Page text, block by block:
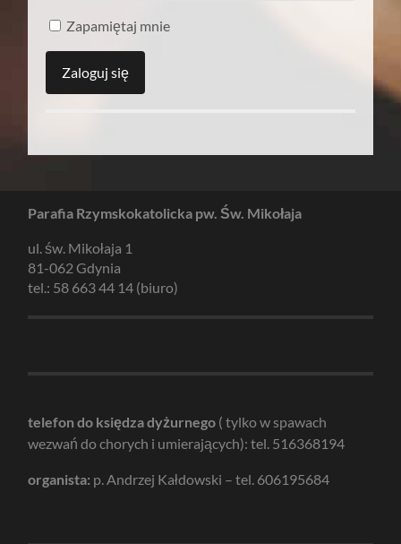
Zapamiętaj mnie
Parafia Rzymskokatolicka pw. Św. Mikołaja
ul. św. Mikołaja 1
81-062 Gdynia
tel.: 58 663 44 14 (biuro)
telefon do księdza dyżurnego ( tylko w spawach
wezwań do chorych i umierających): tel. 516368194
organista: p. Andrzej Kałdowski – tel. 606195684